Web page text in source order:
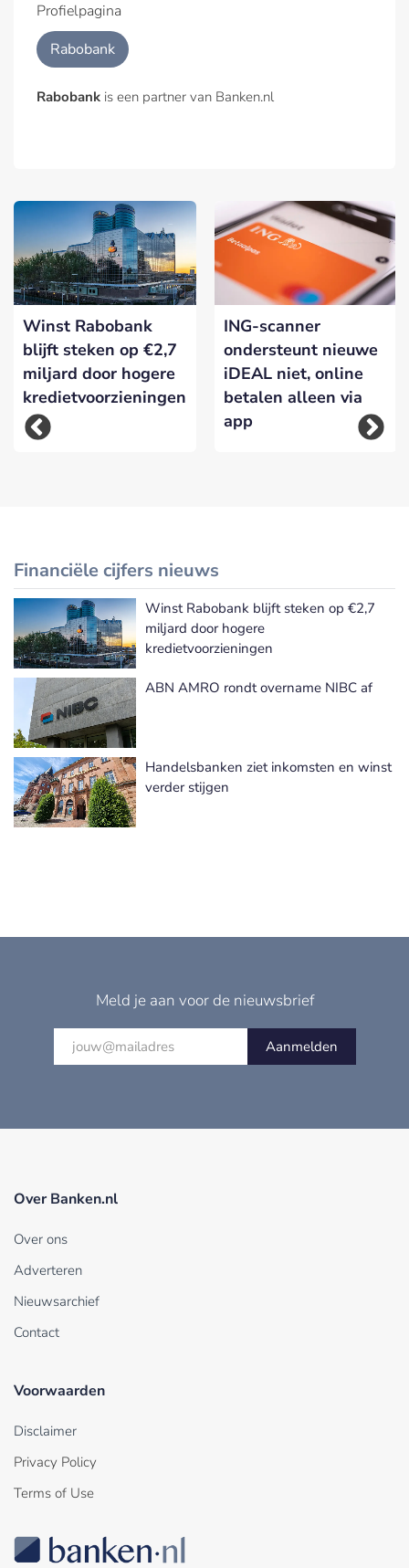
Profielpagina
Rabobank
Rabobank is een partner van Banken.nl
Winst Rabobank
blijft steken op €2,7
miljard door hogere
kredietvoorzieningen
ING-scanner
ondersteunt nieuwe
iDEAL niet, online
betalen alleen via
app
Financiële cijfers nieuws
Meer Financiële cijfers nieuws
Winst Rabobank blijft steken op €2,7
miljard door hogere
kredietvoorzieningen
ABN AMRO rondt overname NIBC af
Handelsbanken ziet inkomsten en winst
verder stijgen
Meld je aan voor de nieuwsbrief
Aanmelden
Over Banken.nl
Over ons
Adverteren
Nieuwsarchief
Contact
Voorwaarden
Disclaimer
Privacy Policy
Terms of Use